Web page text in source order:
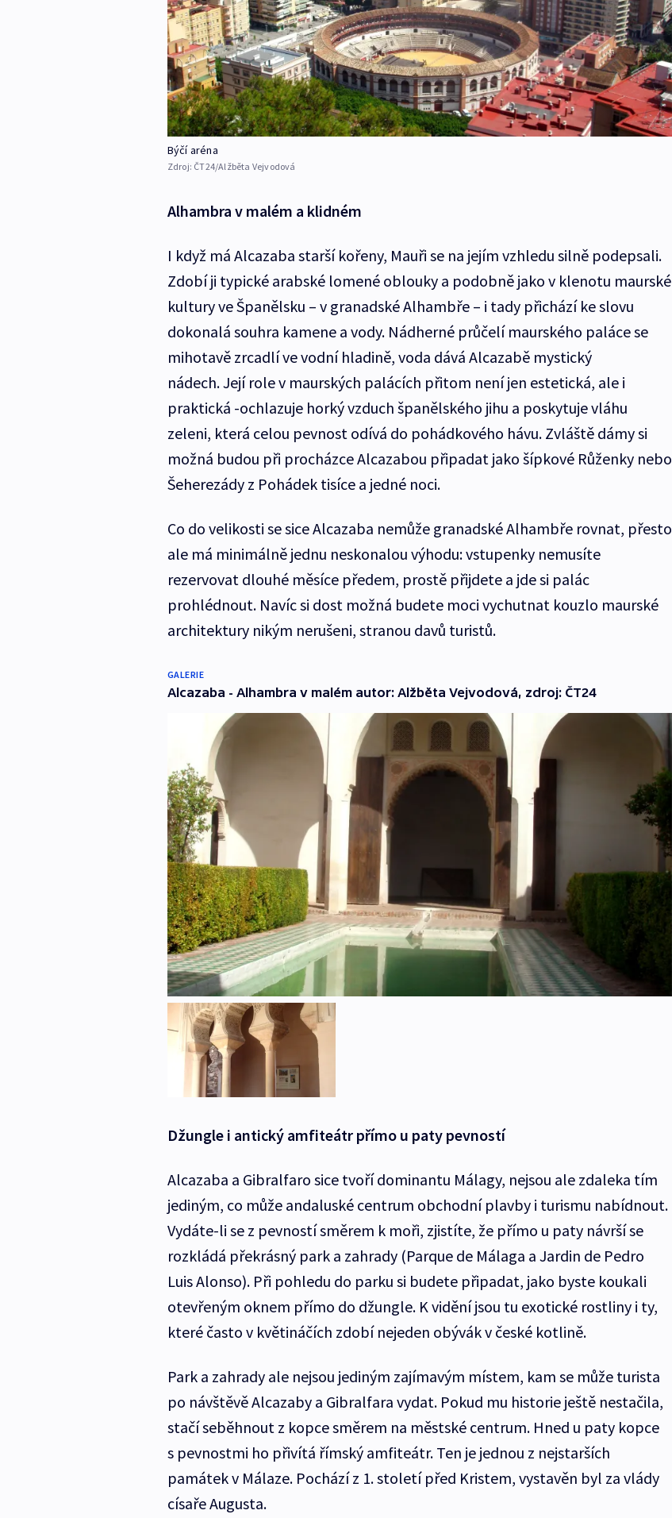
Býčí aréna
Zdroj: ČT24/Alžběta Vejvodová
Alhambra v malém a klidném
I když má Alcazaba starší kořeny, Mauři se na jejím vzhledu silně podepsali.
Zdobí ji typické arabské lomené oblouky a podobně jako v klenotu maurské
kultury ve Španělsku – v granadské Alhambře – i tady přichází ke slovu
dokonalá souhra kamene a vody. Nádherné průčelí maurského paláce se
mihotavě zrcadlí ve vodní hladině, voda dává Alcazabě mystický
nádech. Její role v maurských palácích přitom není jen estetická, ale i
praktická -ochlazuje horký vzduch španělského jihu a poskytuje vláhu
zeleni, která celou pevnost odívá do pohádkového hávu. Zvláště dámy si
možná budou při procházce Alcazabou připadat jako šípkové Růženky nebo
Šeherezády z Pohádek tisíce a jedné noci.
Co do velikosti se sice Alcazaba nemůže granadské Alhambře rovnat, přesto
ale má minimálně jednu neskonalou výhodu: vstupenky nemusíte
rezervovat dlouhé měsíce předem, prostě přijdete a jde si palác
prohlédnout. Navíc si dost možná budete moci vychutnat kouzlo maurské
architektury nikým nerušeni, stranou davů turistů.
GALERIE
Alcazaba - Alhambra v malém autor: Alžběta Vejvodová, zdroj: ČT24
Džungle i antický amfiteátr přímo u paty pevností
Alcazaba a Gibralfaro sice tvoří dominantu Málagy, nejsou ale zdaleka tím
jediným, co může andaluské centrum obchodní plavby i turismu nabídnout.
Vydáte-li se z pevností směrem k moři, zjistíte, že přímo u paty návrší se
rozkládá překrásný park a zahrady (Parque de Málaga a Jardin de Pedro
Luis Alonso). Při pohledu do parku si budete připadat, jako byste koukali
otevřeným oknem přímo do džungle. K vidění jsou tu exotické rostliny i ty,
které často v květináčích zdobí nejeden obývák v české kotlině.
Park a zahrady ale nejsou jediným zajímavým místem, kam se může turista
po návštěvě Alcazaby a Gibralfara vydat. Pokud mu historie ještě nestačila,
stačí seběhnout z kopce směrem na městské centrum. Hned u paty kopce
s pevnostmi ho přivítá římský amfiteátr. Ten je jednou z nejstarších
památek v Málaze. Pochází z 1. století před Kristem, vystavěn byl za vlády
císaře Augusta.